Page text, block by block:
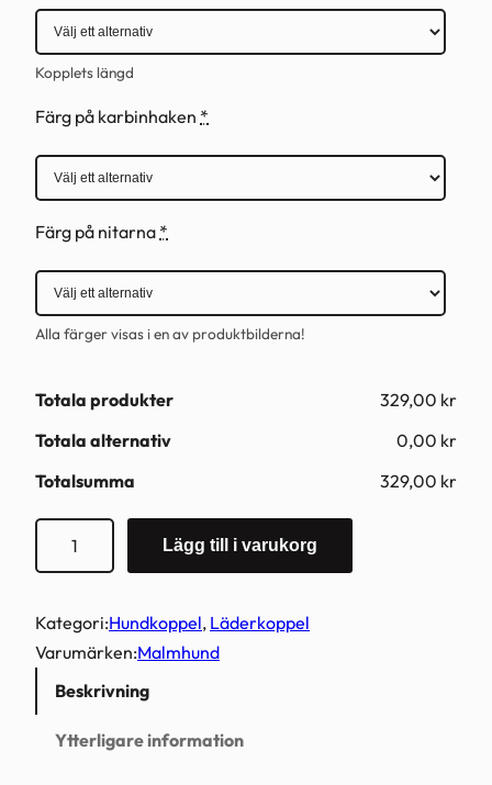
Kopplets längd
Färg på karbinhaken *
Färg på nitarna *
Alla färger visas i en av produktbilderna!
Totala produkter
329,00 kr
Totala alternativ
0,00 kr
Totalsumma
329,00 kr
r
g
Lägg till i varukorg
Kategori:Hundkoppel, Läderkoppel
Varumärken:Malmhund
Beskrivning
Ytterligare information